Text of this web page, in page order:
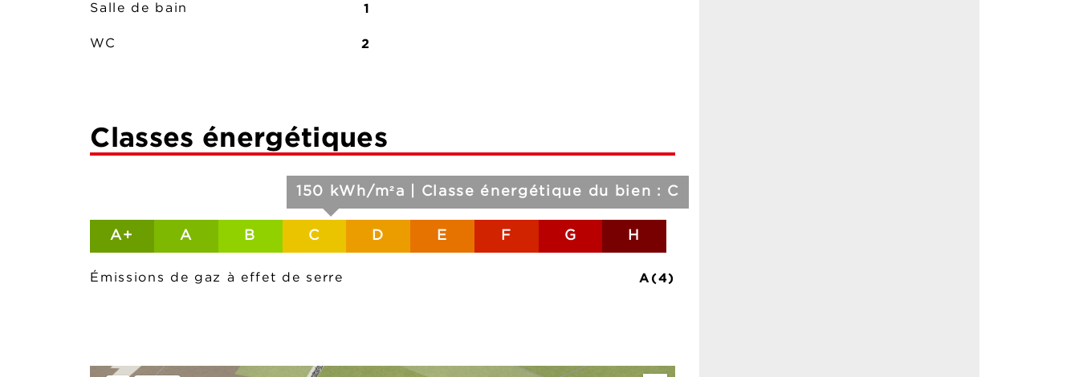
Salle de bain 1
WC 2
Classes énergétiques
A+ A B
150 kWh/m²a | Classe énergétique du bien : C
C D E F G H
Émissions de gaz à effet de serre A(4)